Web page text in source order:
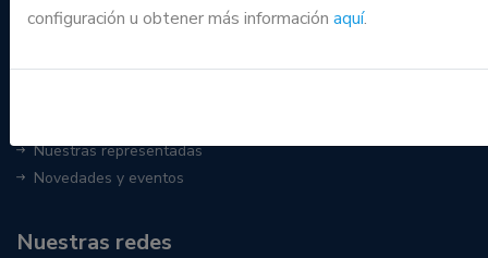
configuración u obtener más información aquí.
Nuestras representadas
Novedades y eventos
Nuestras redes